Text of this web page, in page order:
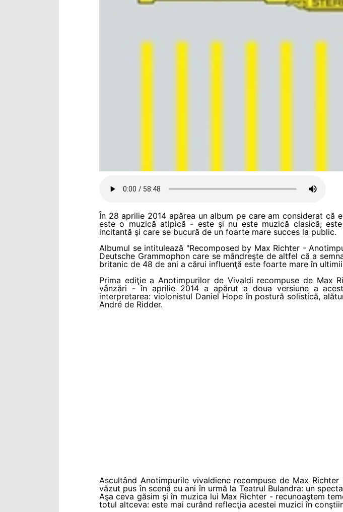
În 28 aprilie 2014 apărea un album pe care am considerat
este o muzică atipică - este şi nu este muzică clasică;
incitantă şi care se bucură de un foarte mare succes la public.
Albumul se intitulează "Recomposed by Max Richter -
Deutsche Grammophon care se mândreşte de altfel că a
britanic de 48 de ani a cărui influenţă este foarte mare în ultimii
Prima ediţie a Anotimpurilor de Vivaldi recompuse de
vânzări - în aprilie 2014 a apărut a doua versiune a
interpretarea: violonistul Daniel Hope în postură solistică,
André de Ridder.
Ascultând Anotimpurile vivaldiene recompuse de Max
văzut pus în scenă cu ani în urmă la Teatrul Bulandra: un
Aşa ceva găsim şi în muzica lui Max Richter - recunoaştem
totul altceva: este mai curând reflecţia acestei muzici în